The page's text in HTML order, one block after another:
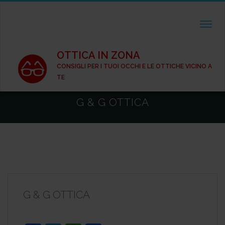
OTTICA IN ZONA
CONSIGLI PER I TUOI OCCHI E LE OTTICHE VICINO A
TE
G & G OTTICA
G & G OTTICA